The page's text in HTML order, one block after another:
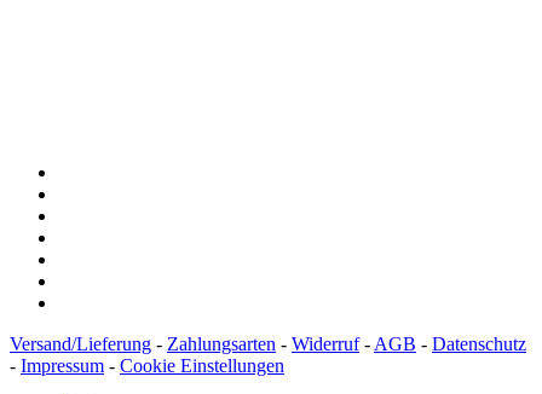
Versand/Lieferung - Zahlungsarten - Widerruf- AGB - Datenschutz
- Impressum - Cookie Einstellungen